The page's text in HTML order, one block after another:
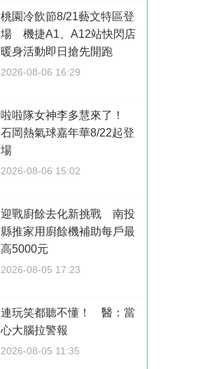
桃園冷飲節8/21藝文特區登
場 機捷A1、A12站快閃店
暖身活動即日搶先開跑
2026-08-06 16:29
啦啦隊女神李多慧來了！
石岡熱氣球嘉年華8/22起登
場
2026-08-06 15:02
迎戰廚餘去化新挑戰 南投
縣推家用廚餘機補助每戶最
高5000元
2026-08-05 17:23
連玩笑都聽不懂！ 醫：當
心大腦拉警報
2026-08-05 11:35